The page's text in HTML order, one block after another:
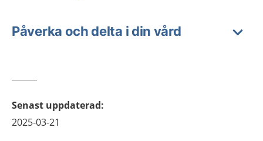
Påverka och delta i din vård
Senast uppdaterad:
2025-03-21